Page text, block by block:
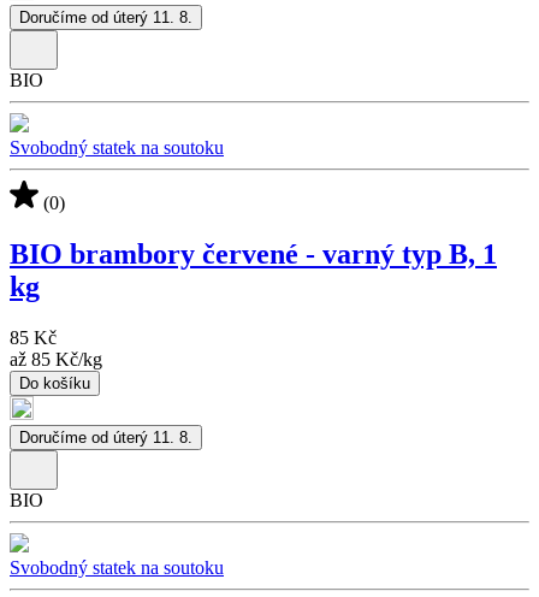
Doručíme od úterý 11. 8.
BIO
Svobodný statek na soutoku
(0)
BIO brambory červené - varný typ B, 1
kg
85 Kč
až 85 Kč/kg
Do košíku
Doručíme od úterý 11. 8.
BIO
Svobodný statek na soutoku